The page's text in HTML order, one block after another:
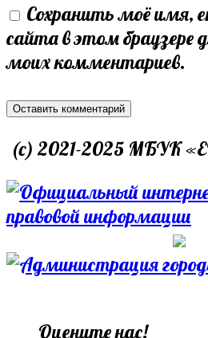
username
to
comment
address
to
comment
website
URL
(optional)
Сохранить моё имя,
сайта в этом браузере
моих комментариев.
(c) 2021-2025 МБУК
Оцените нас!